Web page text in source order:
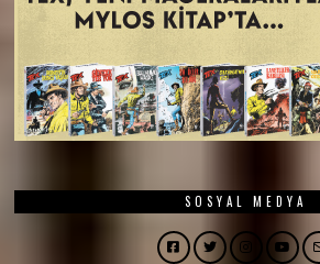
SOSYAL MEDYA
Facebook
TwitterInstagram